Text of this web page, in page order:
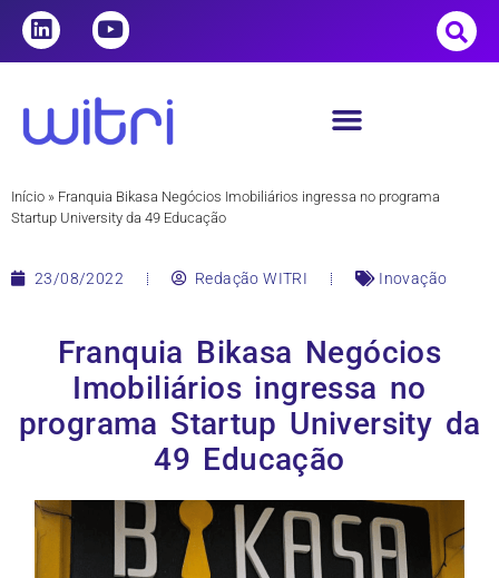
Início » Franquia Bikasa Negócios Imobiliários ingressa no programa
Startup University da 49 Educação
23/08/2022 Redação WITRI Inovação
Franquia Bikasa Negócios
Imobiliários ingressa no
programa Startup University da
49 Educação